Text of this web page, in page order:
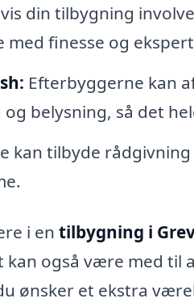
din tilbygning
finesse og
Efterbyggerne kan
belysning, så det
kan tilbyde
i en tilbygning i
kan også være med
ønsker et ekstra